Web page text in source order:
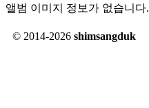
앨범 이미지 정보가 없습니다.
© 2014-2026 shimsangduk